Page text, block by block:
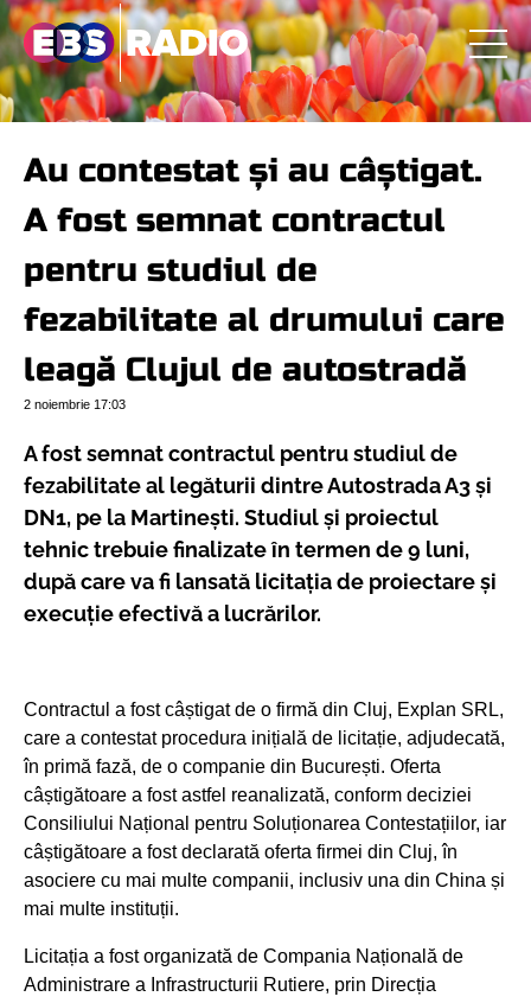
Au contestat și au câștigat.
A fost semnat contractul
pentru studiul de
fezabilitate al drumului care
leagă Clujul de autostradă
2 noiembrie 17:03
A fost semnat contractul pentru studiul de
fezabilitate al legăturii dintre Autostrada A3 și
DN1, pe la Martinești. Studiul și proiectul
tehnic trebuie finalizate în termen de 9 luni,
după care va fi lansată licitația de proiectare și
execuție efectivă a lucrărilor.
Contractul a fost câștigat de o firmă din Cluj, Explan SRL,
care a contestat procedura inițială de licitație, adjudecată,
în primă fază, de o companie din București. Oferta
câștigătoare a fost astfel reanalizată, conform deciziei
Consiliului Național pentru Soluționarea Contestațiilor, iar
câștigătoare a fost declarată oferta firmei din Cluj, în
asociere cu mai multe companii, inclusiv una din China și
mai multe instituții.
Licitația a fost organizată de Compania Națională de
Administrare a Infrastructurii Rutiere, prin Direcția